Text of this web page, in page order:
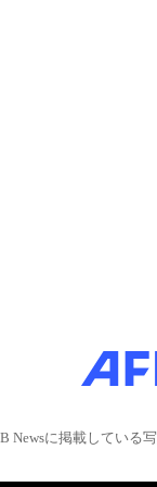
Newsに掲載している